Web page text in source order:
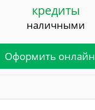
кредиты
наличными
Оформить онлайн